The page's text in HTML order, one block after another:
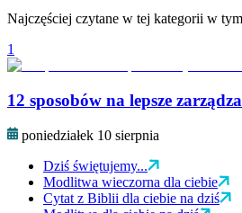
Najczęściej czytane w tej kategorii w
1
12 sposobów na lepsze
poniedziałek 10 sierpnia
Dziś świętujemy...
Modlitwa wieczorna dla ciebie
Cytat z Biblii dla ciebie na dziś